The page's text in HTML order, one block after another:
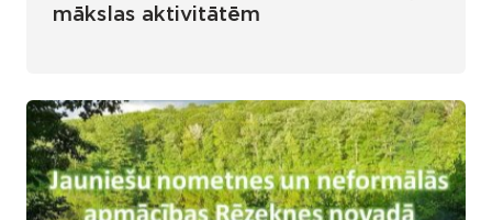
mākslas aktivitātēm